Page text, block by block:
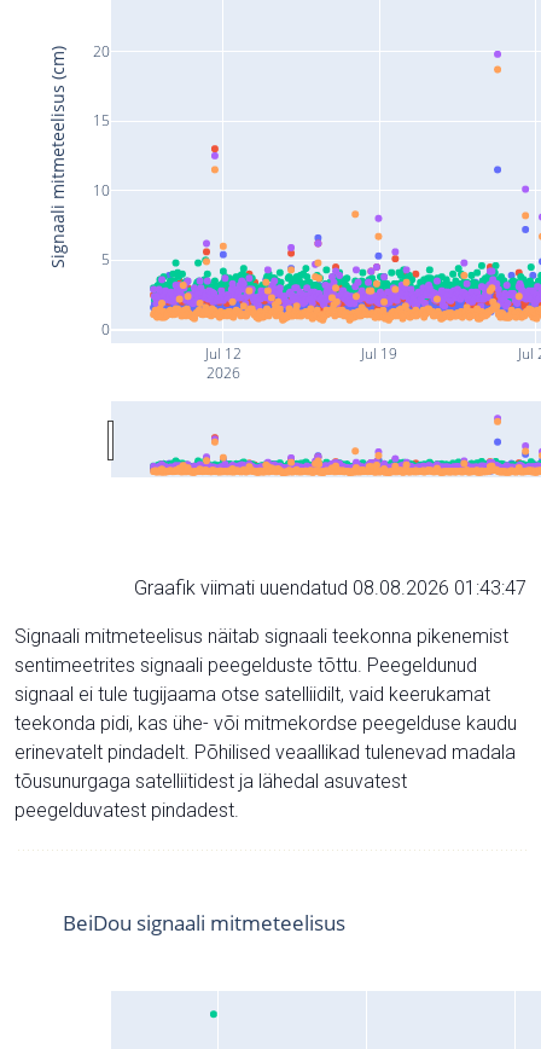
Jul 12
2026
Jul 19 Jul
0
5
10
15
20
Signaali mitmeteelisus (cm)
Graafik viimati uuendatud 08.08.2026 01:43:47
Signaali mitmeteelisus näitab signaali teekonna pikenemist
sentimeetrites signaali peegelduste tõttu. Peegeldunud
signaal ei tule tugijaama otse satelliidilt, vaid keerukamat
teekonda pidi, kas ühe- või mitmekordse peegelduse kaudu
erinevatelt pindadelt. Põhilised veaallikad tulenevad madala
tõusunurgaga satelliitidest ja lähedal asuvatest
peegelduvatest pindadest.
BeiDou signaali mitmeteelisus